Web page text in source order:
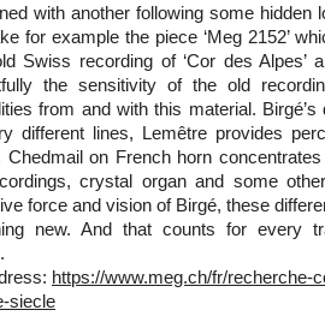
with another following some hidden
for example the piece ‘Meg 2152’
Swiss recording of ‘Cor des Alpes’
the sensitivity of the old
from and with this material.
different lines, Lemêtre provides
Chedmail on French horn
crystal organ and some
force and vision of Birgé, these
new. And that counts for every
https://www.meg.ch/fr/recherche-
siecle